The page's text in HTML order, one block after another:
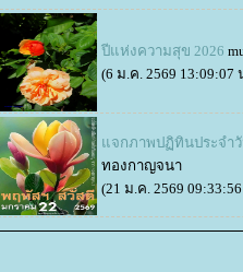
ปีแห่งความสุข 2026
(6 ม.ค. 2569 13:09:07
จกภาพปฏิทินประจำวั
ทองกาญจนา
(21 ม.ค. 2569